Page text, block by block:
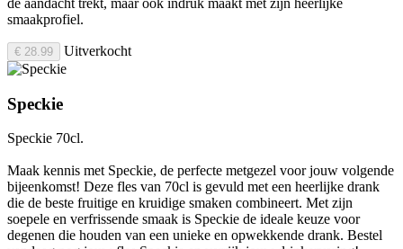
smaakprofiel.
€ 28.99 Uitverkocht
Speckie
Speckie 70cl.
Maak kennis met Speckie, de perfecte metgezel voor jouw volgende
bijeenkomst! Deze fles van 70cl is gevuld met een heerlijke drank
die de beste fruitige en kruidige smaken combineert. Met zijn
soepele en verfrissende smaak is Speckie de ideale keuze voor
degenen die houden van een unieke en opwekkende drank. Bestel